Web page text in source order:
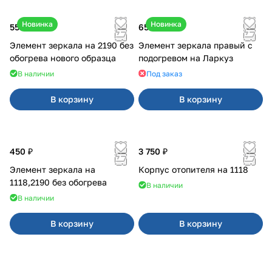
Новинка
550 ₽
Элемент зеркала на 2190 без
обогрева нового образца
В наличии
В корзину
Новинка
650 ₽
Элемент зеркала правый с
подогревом на Ларкуз
Под заказ
В корзину
450 ₽
Элемент зеркала на
1118,2190 без обогрева
В наличии
В корзину
3 750 ₽
Корпус отопителя на 1118
В наличии
В корзину